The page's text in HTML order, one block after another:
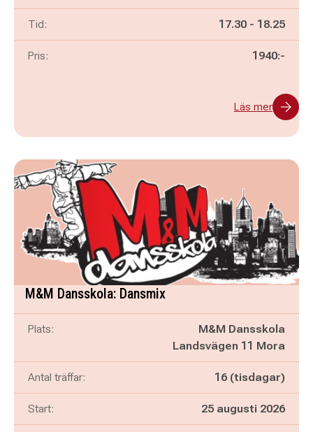
Tid: Pågår mellan
17.30 - och
18.25
Pris: 1940:-
Läs mer
M&M Dansskola: Dansmix
Plats:
M&M Dansskola
Landsvägen 11 Mora
Antal träffar: 16 (tisdagar)
Start: 25 augusti 2026